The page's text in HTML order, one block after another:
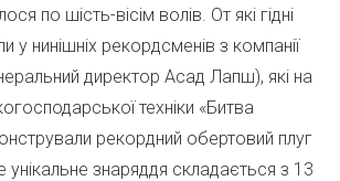
по шість-вісім волів. От які гідні
у нинішніх рекордсменів з компанії
директор Асад Лапш), які на
техніки «Битва
рекордний обертовий плуг
унікальне знаряддя складається з 13